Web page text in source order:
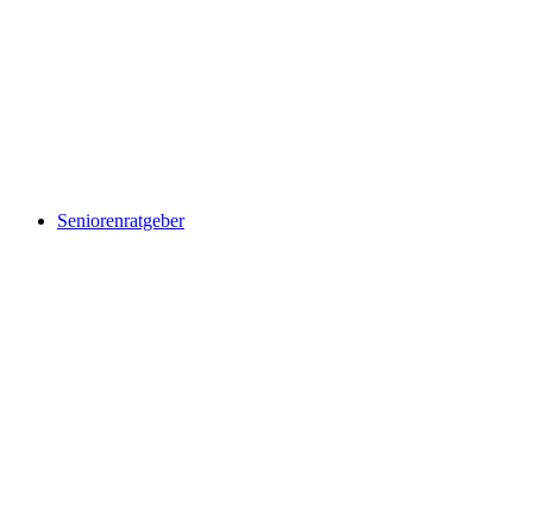
Seniorenratgeber